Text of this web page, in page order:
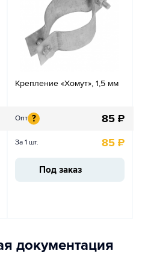
Крепление «Хомут», 1,5 мм
Опт ? 85 ₽
За 1 шт. 85 ₽
Под заказ
документация